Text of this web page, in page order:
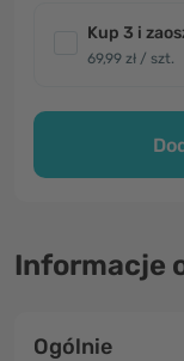
Kup 3 i
69,99 zł / szt.
Informacje
Ogólnie